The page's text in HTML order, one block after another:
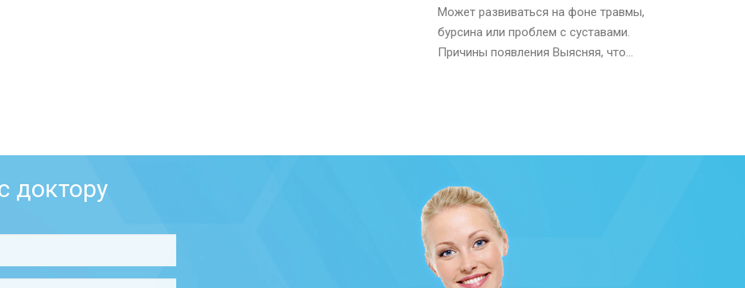
Может развиваться на фоне травмы,
бурсина или проблем с суставами.
Причины появления Выясняя, что...
доктору